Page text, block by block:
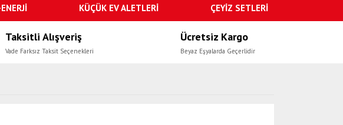
KÜÇÜK EV ALETLERİ ÇEYİZ SETLERİ
Taksitli Alışveriş
Vade Farksız Taksit Seçenekleri
Ücretsiz Kargo
Beyaz Eşyalarda Geçerlidir